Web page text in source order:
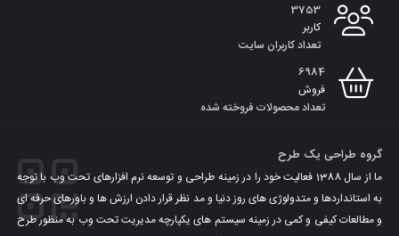
3753
کاربر
تعداد کاربران سایت
6984
فروش
تعداد محصولات فروخته شده
گروه طراحی یک طرح
ما از سال 1388 فعالیت خود را در زمینه طراحی و توسعه نرم افزارهای تحت وب با توجه
به استانداردها و متدولوژی های روز دنیا و مد نظر قرار دادن ارزش ها و باورهای حرفه ای
و مطالعات کیفی و کمی در زمینه سیستم های یکپارچه مدیریت تحت وب به منظور طرح